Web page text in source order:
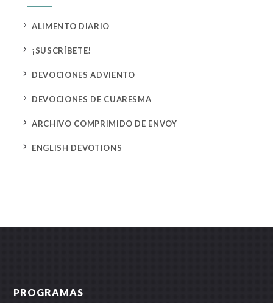
5 ALIMENTO DIARIO
5 ¡SUSCRÍBETE!
5 DEVOCIONES ADVIENTO
5 DEVOCIONES DE CUARESMA
5 ARCHIVO COMPRIMIDO DE ENVOY
5 ENGLISH DEVOTIONS
PROGRAMAS